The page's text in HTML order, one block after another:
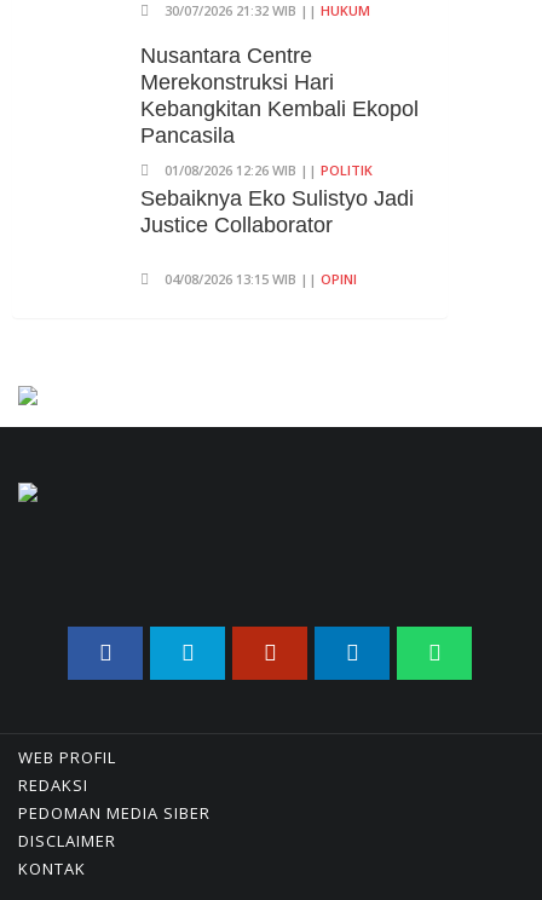
04/08/2026 17:11 WIB || HUKUM
30/07/2026 21:32 WIB || HUKUM
Nusantara Centre
Merekonstruksi Hari
Kebangkitan Kembali Ekopol
Pancasila
01/08/2026 12:26 WIB || POLITIK
Sebaiknya Eko Sulistyo Jadi
Justice Collaborator
04/08/2026 13:15 WIB || OPINI
Semarang Keracunan, BGN
Suspend SPPG Karangturi
02/08/2026 14:42 WIB ||KESEHATAN
31/07/2026 13:23 WIB ||
WEB PROFIL
REDAKSI
PEDOMAN MEDIA SIBER
DISCLAIMER
KONTAK